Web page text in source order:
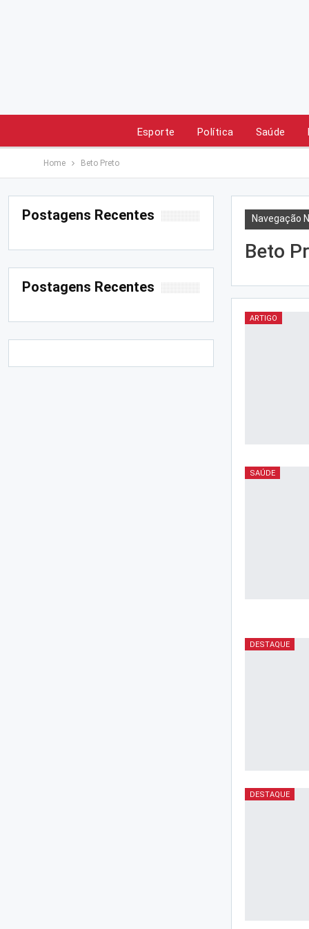
Esporte Política Saúde
Home Beto Preto
Navegação
Beto
ARTIGO
SAÚDE
DESTAQUE
DESTAQUE
Postagens Recentes
Postagens Recentes